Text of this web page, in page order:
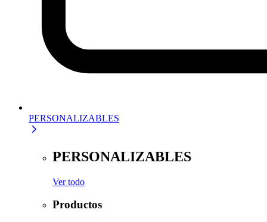
PERSONALIZABLES
PERSONALIZABLES
Ver todo
Productos